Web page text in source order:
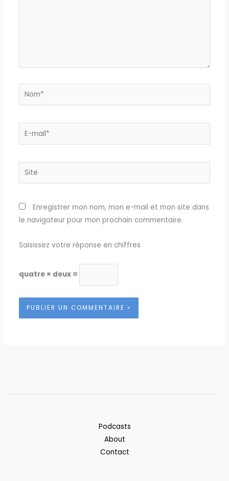
Nom*
E-
Site
Enregistrer mon nom, mon e-mail et mon site dans
le navigateur pour mon prochain commentaire.
Saisissez votre réponse en chiffres
quatre × deux =
Podcasts
About
Contact